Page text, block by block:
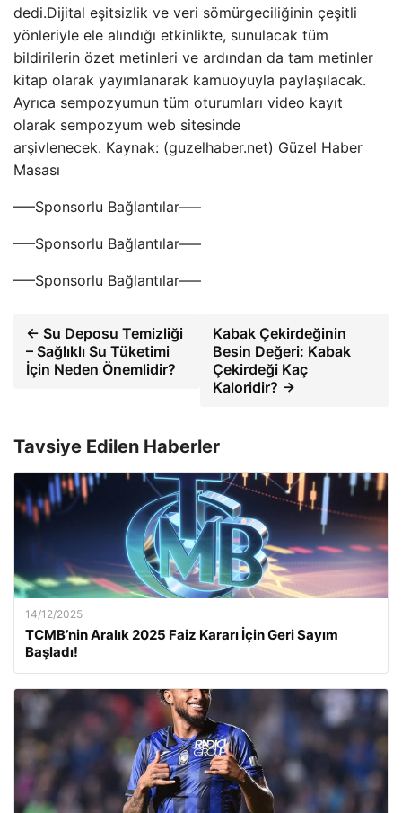
dedi.Dijital eşitsizlik ve veri sömürgeciliğinin çeşitli
yönleriyle ele alındığı etkinlikte, sunulacak tüm
bildirilerin özet metinleri ve ardından da tam metinler
kitap olarak yayımlanarak kamuoyuyla paylaşılacak.
Ayrıca sempozyumun tüm oturumları video kayıt
olarak sempozyum web sitesinde
arşivlenecek. Kaynak: (guzelhaber.net) Güzel Haber
Masası
—–Sponsorlu Bağlantılar—–
—–Sponsorlu Bağlantılar—–
—–Sponsorlu Bağlantılar—–
← Su Deposu Temizliği
– Sağlıklı Su Tüketimi
İçin Neden Önemlidir?
Kabak Çekirdeğinin
Besin Değeri: Kabak
Çekirdeği Kaç
Kaloridir? →
Tavsiye Edilen Haberler
14/12/2025
TCMB’nin Aralık 2025 Faiz Kararı İçin Geri Sayım
Başladı!